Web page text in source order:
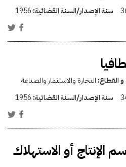
سنة الإصدار/السنة القضائية: 1956
القطاع: التجارة والاستثمار والصناعة
سنة الإصدار/السنة القضائية: 1956
أو الاستهلاك